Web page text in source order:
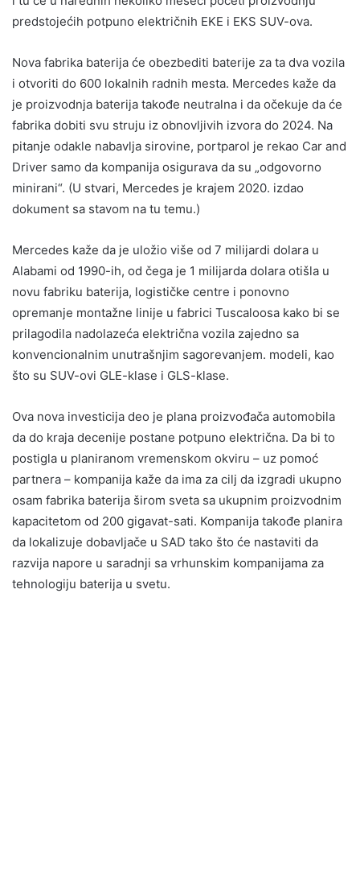
predstojećih potpuno električnih EKE i EKS SUV-ova.
Nova fabrika baterija će obezbediti baterije za ta dva vozila
i otvoriti do 600 lokalnih radnih mesta. Mercedes kaže da
je proizvodnja baterija takođe neutralna i da očekuje da će
fabrika dobiti svu struju iz obnovljivih izvora do 2024. Na
pitanje odakle nabavlja sirovine, portparol je rekao Car and
Driver samo da kompanija osigurava da su „odgovorno
minirani“. (U stvari, Mercedes je krajem 2020. izdao
dokument sa stavom na tu temu.)
Mercedes kaže da je uložio više od 7 milijardi dolara u
Alabami od 1990-ih, od čega je 1 milijarda dolara otišla u
novu fabriku baterija, logističke centre i ponovno
opremanje montažne linije u fabrici Tuscaloosa kako bi se
prilagodila nadolazeća električna vozila zajedno sa
konvencionalnim unutrašnjim sagorevanjem. modeli, kao
što su SUV-ovi GLE-klase i GLS-klase.
Ova nova investicija deo je plana proizvođača automobila
da do kraja decenije postane potpuno električna. Da bi to
postigla u planiranom vremenskom okviru – uz pomoć
partnera – kompanija kaže da ima za cilj da izgradi ukupno
osam fabrika baterija širom sveta sa ukupnim proizvodnim
kapacitetom od 200 gigavat-sati. Kompanija takođe planira
da lokalizuje dobavljače u SAD tako što će nastaviti da
razvija napore u saradnji sa vrhunskim kompanijama za
tehnologiju baterija u svetu.